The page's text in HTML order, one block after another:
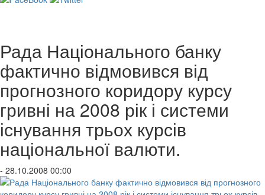
Рада Національного банку
фактично відмовився від
прогнозного коридору курсу
гривні на 2008 рік і системи
існування трьох курсів
національної валюти.
- 28.10.2008 00:00